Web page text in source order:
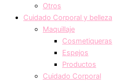
Otros
Cuidado Corporal y belleza
Maquillaje
Cosmetiqueras
Espejos
Productos
Cuidado Corporal